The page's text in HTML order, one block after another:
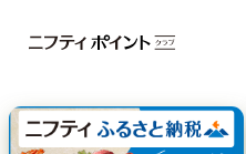
三井住友カード ゴールド（NL）（
【実質初月無料】DMM | Disney+(